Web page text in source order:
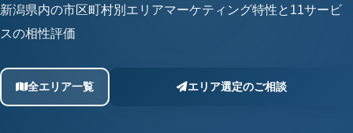
新潟県内の市区町村別エリアマーケティング特性と11サービ
スの相性評価
全エリア一覧 エリア選定のご相談